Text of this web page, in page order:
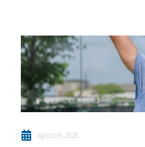
agosto 8, 2026